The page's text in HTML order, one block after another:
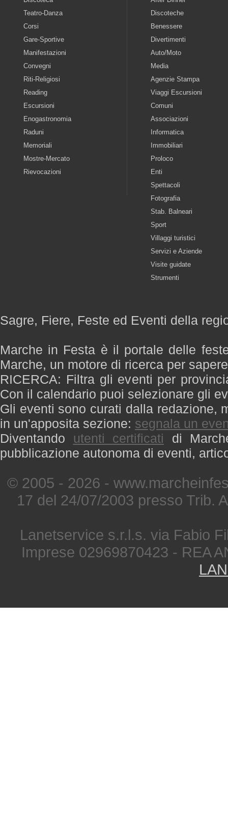
Teatro-Danza
Corsi
Gare-Sportive
Manifestazioni
Convegni
Riti-Religiosi
Reading
Escursioni
Enogastronomia
Raduni
Memoriali
Mostre-Mercato
Rievocazioni
Discoteche
Benessere
Divertimenti
Auto/Moto
Media
Agenzie Stampa
Viaggi Escursioni
Comuni
Associazioni
Informatica
Immobiliari
Proloco
Enti
Spettacoli
Fotografia
Stab. Balneari
Sport
Villaggi turistici
Servizi e Aziende
Visite guidate
Strumenti
Sagre, Fiere, Feste ed Eventi della
Marche in Festa è il portale delle
Marche, un motore di ricerca per
RICERCA: Filtra gli eventi per
Con il calendario puoi selezionare gli
Gli eventi sono curati dalla redazione,
in un'apposita sezione: segnala un
Diventando utenti certificati di
pubblicazione autonoma di eventi,
© 2005 - 2026 -
17 del 24/07/2003 presso Trib.
Lanetservice s.r.l.s. via Fabio
Imprese 02969870423 - REA